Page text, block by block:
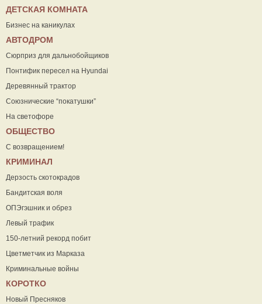
ДЕТСКАЯ КОМНАТА
Бизнес на каникулах
АВТОДРОМ
Сюрприз для дальнобойщиков
Понтифик пересел на Hyundai
Деревянный трактор
Союзнические “покатушки”
На светофоре
ОБЩЕСТВО
С возвращением!
КРИМИНАЛ
Дерзость скотокрадов
Бандитская воля
ОПЭгэшник и обрез
Левый трафик
150-летний рекорд побит
Цветметчик из Марказа
Криминальные войны
КОРОТКО
Новый Пресняков